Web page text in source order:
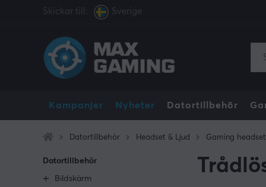
Skickar till: Sverige
Kampanjer Nyheter Datortillbehör
Datortillbehör Headset & Ljud Gaming headset
Datortillbehör
Bildskärm